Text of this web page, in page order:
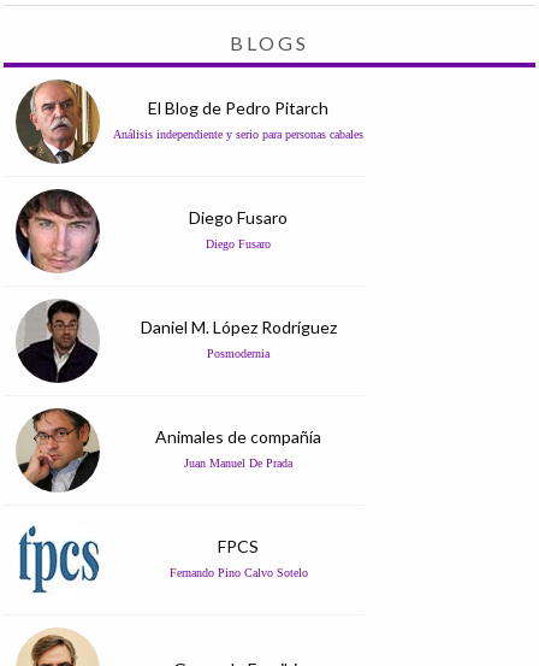
BLOGS
El Blog de Pedro Pitarch
Análisis independiente y serio para personas cabales
Diego Fusaro
Diego Fusaro
Daniel M. López Rodríguez
Posmodernia
Animales de compañía
Juan Manuel De Prada
FPCS
Fernando Pino Calvo Sotelo